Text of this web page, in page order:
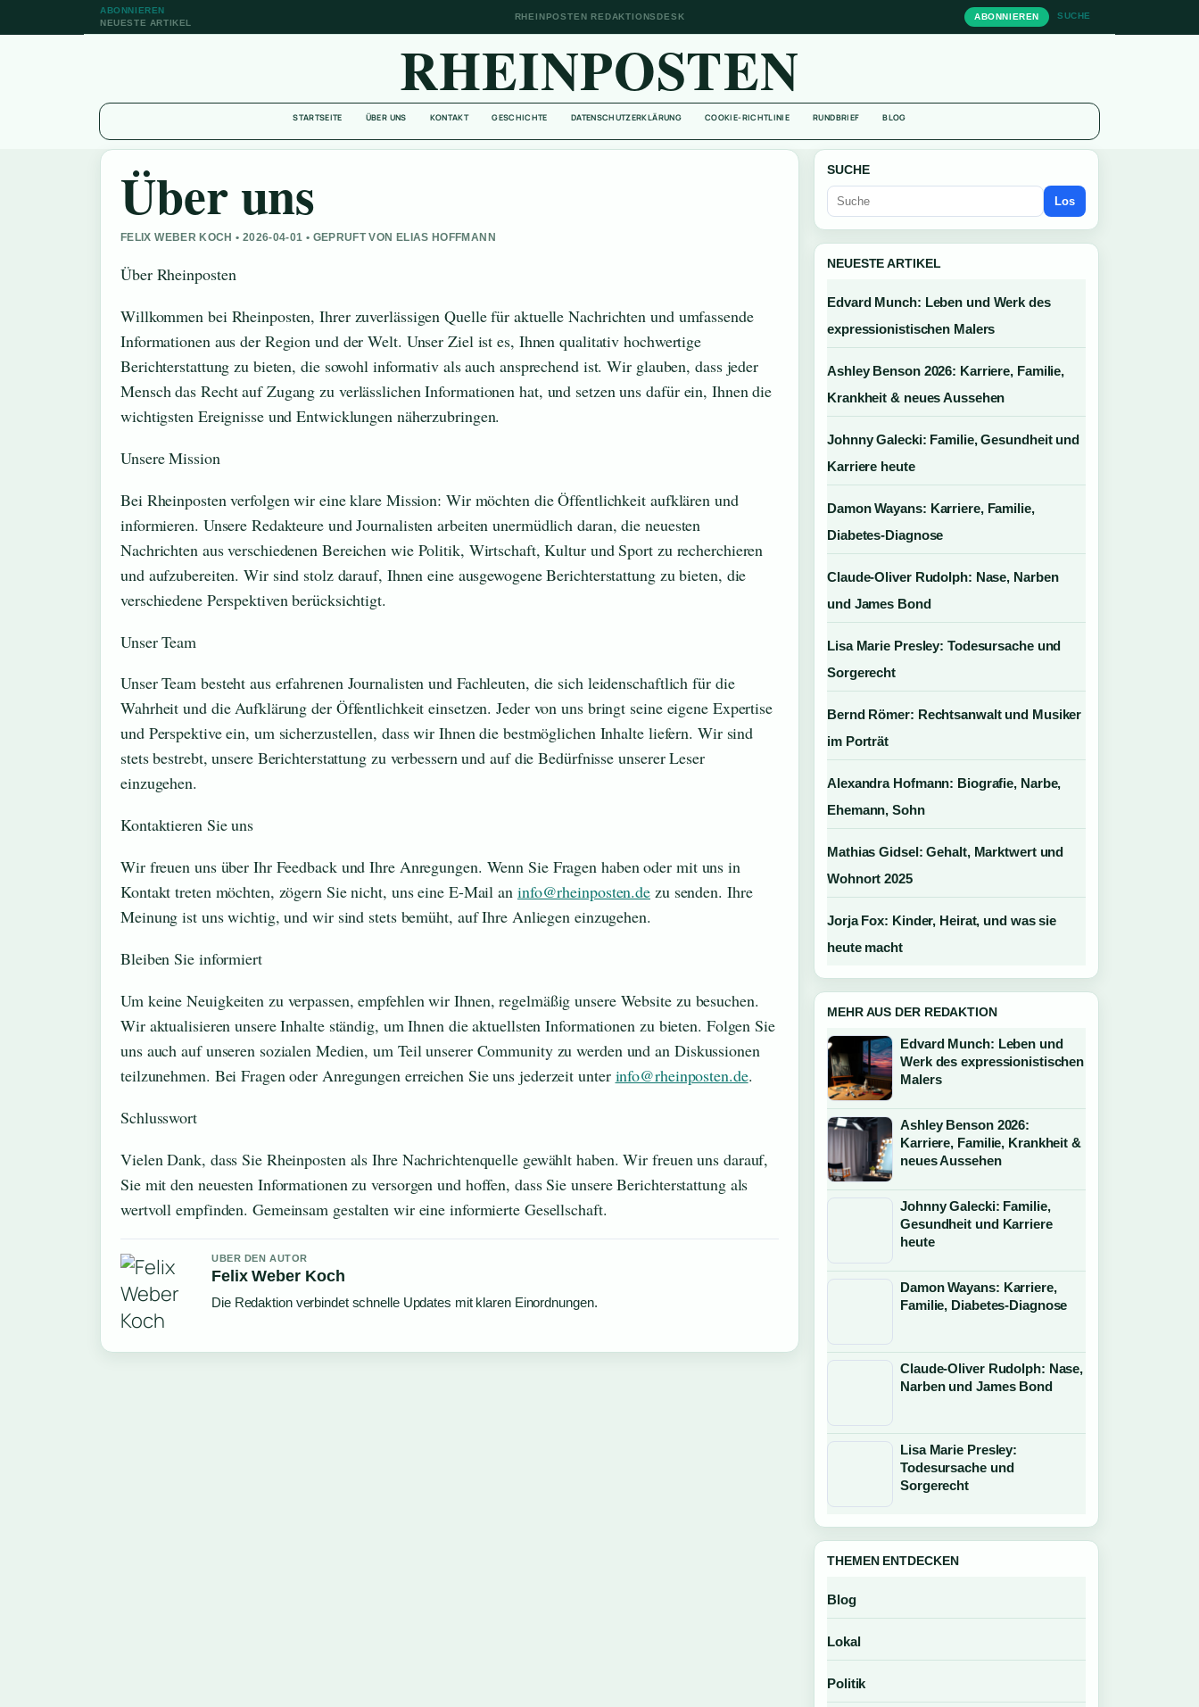
ABONNIEREN
NEUESTE ARTIKEL
RHEINPOSTEN REDAKTIONSDESK ABONNIEREN SUCHE
RHEINPOSTEN
STARTSEITE ÜBER UNS KONTAKT GESCHICHTE DATENSCHUTZERKLÄRUNG COOKIE-RICHTLINIE RUNDBRIEF BLOG
Über uns
FELIX WEBER KOCH • 2026-04-01 • GEPRUFT VON ELIAS HOFFMANN
Über Rheinposten
Willkommen bei Rheinposten, Ihrer zuverlässigen Quelle für aktuelle Nachrichten und umfassende
Informationen aus der Region und der Welt. Unser Ziel ist es, Ihnen qualitativ hochwertige
Berichterstattung zu bieten, die sowohl informativ als auch ansprechend ist. Wir glauben, dass jeder
Mensch das Recht auf Zugang zu verlässlichen Informationen hat, und setzen uns dafür ein, Ihnen die
wichtigsten Ereignisse und Entwicklungen näherzubringen.
Unsere Mission
Bei Rheinposten verfolgen wir eine klare Mission: Wir möchten die Öffentlichkeit aufklären und
informieren. Unsere Redakteure und Journalisten arbeiten unermüdlich daran, die neuesten
Nachrichten aus verschiedenen Bereichen wie Politik, Wirtschaft, Kultur und Sport zu recherchieren
und aufzubereiten. Wir sind stolz darauf, Ihnen eine ausgewogene Berichterstattung zu bieten, die
verschiedene Perspektiven berücksichtigt.
Unser Team
Unser Team besteht aus erfahrenen Journalisten und Fachleuten, die sich leidenschaftlich für die
Wahrheit und die Aufklärung der Öffentlichkeit einsetzen. Jeder von uns bringt seine eigene Expertise
und Perspektive ein, um sicherzustellen, dass wir Ihnen die bestmöglichen Inhalte liefern. Wir sind
stets bestrebt, unsere Berichterstattung zu verbessern und auf die Bedürfnisse unserer Leser
einzugehen.
Kontaktieren Sie uns
Wir freuen uns über Ihr Feedback und Ihre Anregungen. Wenn Sie Fragen haben oder mit uns in
Kontakt treten möchten, zögern Sie nicht, uns eine E-Mail an info@rheinposten.de zu senden. Ihre
Meinung ist uns wichtig, und wir sind stets bemüht, auf Ihre Anliegen einzugehen.
Bleiben Sie informiert
Um keine Neuigkeiten zu verpassen, empfehlen wir Ihnen, regelmäßig unsere Website zu besuchen.
Wir aktualisieren unsere Inhalte ständig, um Ihnen die aktuellsten Informationen zu bieten. Folgen Sie
uns auch auf unseren sozialen Medien, um Teil unserer Community zu werden und an Diskussionen
teilzunehmen. Bei Fragen oder Anregungen erreichen Sie uns jederzeit unter info@rheinposten.de.
Schlusswort
Vielen Dank, dass Sie Rheinposten als Ihre Nachrichtenquelle gewählt haben. Wir freuen uns darauf,
Sie mit den neuesten Informationen zu versorgen und hoffen, dass Sie unsere Berichterstattung als
wertvoll empfinden. Gemeinsam gestalten wir eine informierte Gesellschaft.
UBER DEN AUTOR
Felix Weber Koch
Die Redaktion verbindet schnelle Updates mit klaren Einordnungen.
SUCHE
Los
NEUESTE ARTIKEL
Edvard Munch: Leben und Werk des
expressionistischen Malers
Ashley Benson 2026: Karriere, Familie,
Krankheit & neues Aussehen
Johnny Galecki: Familie, Gesundheit und
Karriere heute
Damon Wayans: Karriere, Familie,
Diabetes-Diagnose
Claude-Oliver Rudolph: Nase, Narben
und James Bond
Lisa Marie Presley: Todesursache und
Sorgerecht
Bernd Römer: Rechtsanwalt und Musiker
im Porträt
Alexandra Hofmann: Biografie, Narbe,
Ehemann, Sohn
Mathias Gidsel: Gehalt, Marktwert und
Wohnort 2025
Jorja Fox: Kinder, Heirat, und was sie
heute macht
MEHR AUS DER REDAKTION
Edvard Munch: Leben und
Werk des expressionistischen
Malers
Ashley Benson 2026:
Karriere, Familie, Krankheit &
neues Aussehen
Johnny Galecki: Familie,
Gesundheit und Karriere
heute
Damon Wayans: Karriere,
Familie, Diabetes-Diagnose
Claude-Oliver Rudolph: Nase,
Narben und James Bond
Lisa Marie Presley:
Todesursache und
Sorgerecht
THEMEN ENTDECKEN
Blog
Lokal
Politik